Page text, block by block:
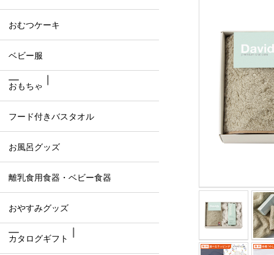
おむつケーキ
ベビー服
おもちゃ
フード付きバスタオル
お風呂グッズ
離乳食用食器・ベビー食器
おやすみグッズ
カタログギフト